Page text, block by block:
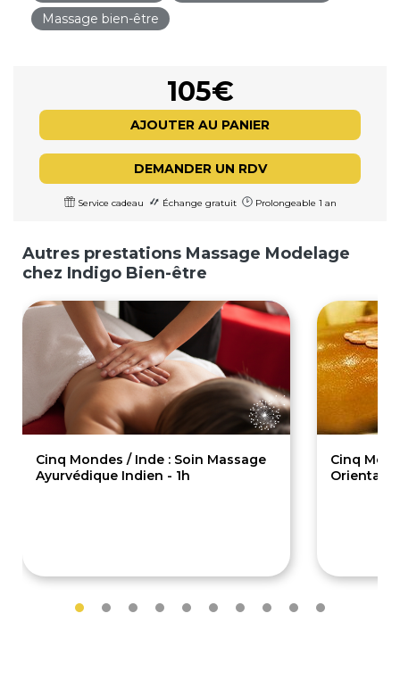
Massage bien-être
105€
AJOUTER AU PANIER
DEMANDER UN RDV
Service cadeau Échange gratuit Prolongeable 1 an
Autres prestations Massage Modelage
chez Indigo Bien-être
Cinq Mondes / Inde : Soin Massage
Ayurvédique Indien - 1h
Cinq
Oriental